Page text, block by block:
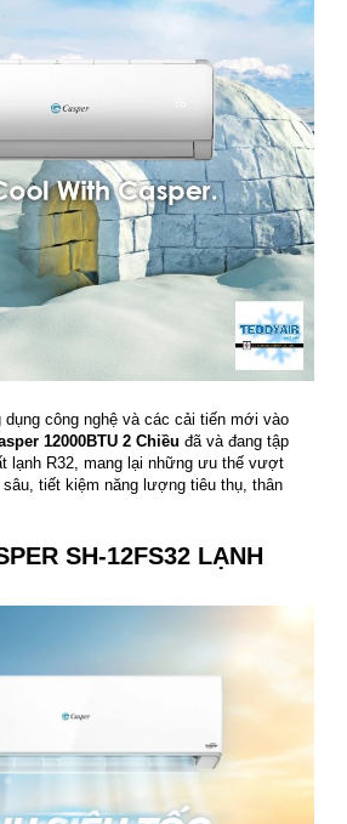
công nghệ và các cải tiến mới vào
12000BTU 2 Chiều đã và đang tập
lạnh R32, mang lại những ưu thế vượt
tiết kiệm năng lượng tiêu thụ, thân
SH-12FS32 LẠNH